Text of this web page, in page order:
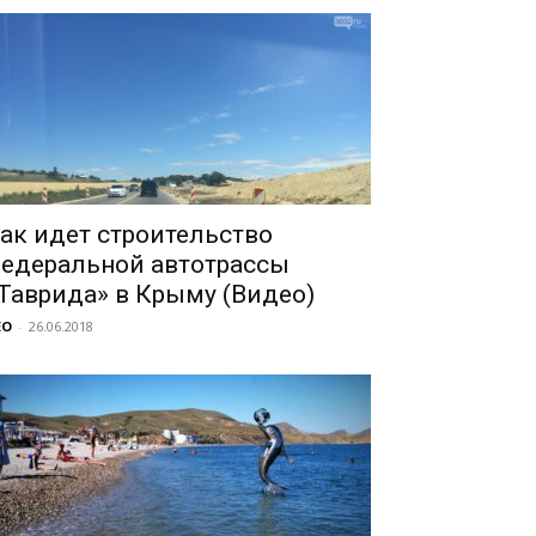
идет строительство
автотрассы
в Крыму (Видео)
- 26.06.2018